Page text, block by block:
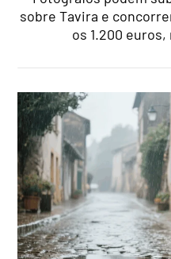
sobre Tavira e
os 1.200